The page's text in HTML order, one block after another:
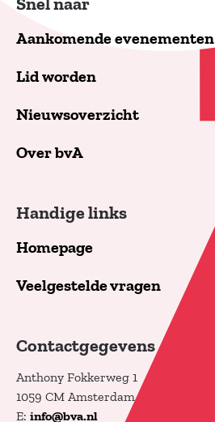
Snel naar
Aankomende evenementen
Lid worden
Nieuwsoverzicht
Over bvA
Handige links
Homepage
Veelgestelde vragen
Contactgegevens
Anthony Fokkerweg 1
1059 CM Amsterdam
E: info@bva.nl